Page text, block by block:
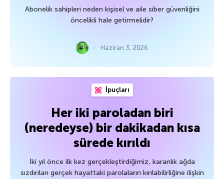
Abonelik sahipleri neden kişisel ve aile siber güvenliğini
öncelikli hale getirmelidir?
Haziran 3, 2026
İpuçları
Her iki paroladan biri
(neredeyse) bir dakikadan kısa
sürede kırıldı
İki yıl önce ilk kez gerçekleştirdiğimiz, karanlık ağda
sızdırılan gerçek hayattaki parolaların kırılabilirliğine ilişkin